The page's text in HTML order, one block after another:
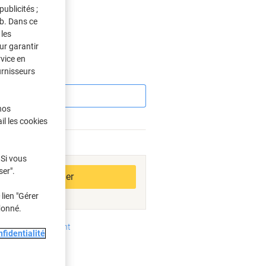
Ajouter au panier
de paiement
;
Dans ce
garantir
en
les cookies
vous
"Gérer